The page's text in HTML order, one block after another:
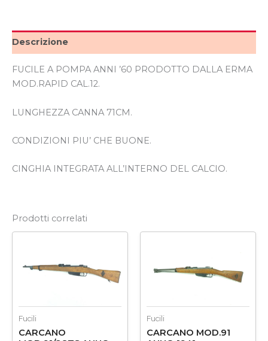
Descrizione
FUCILE A POMPA ANNI ’60 PRODOTTO DALLA ERMA
MOD.RAPID CAL.12.
LUNGHEZZA CANNA 71CM.
CONDIZIONI PIU’ CHE BUONE.
CINGHIA INTEGRATA ALL’INTERNO DEL CALCIO.
Prodotti correlati
Fucili
CARCANO
Fucili
CARCANO MOD.91